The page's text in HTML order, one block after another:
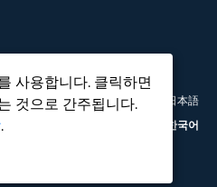
사용합니다. 클릭하면
것으로 간주됩니다.
.
Italiano Français
日本語
한국어